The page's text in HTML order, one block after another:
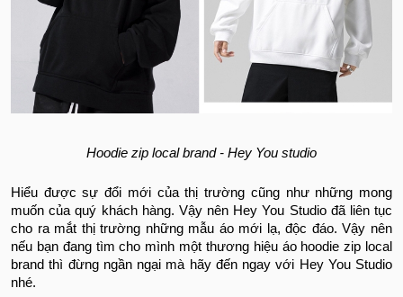
Hoodie zip local brand - Hey You studio
Hiểu được sự đổi mới của thị trường cũng như những mong
muốn của quý khách hàng. Vậy nên Hey You Studio đã liên tục
cho ra mắt thị trường những mẫu áo mới lạ, độc đáo. Vậy nên
nếu bạn đang tìm cho mình một thương hiệu áo hoodie zip local
brand thì đừng ngần ngại mà hãy đến ngay với Hey You Studio
nhé.